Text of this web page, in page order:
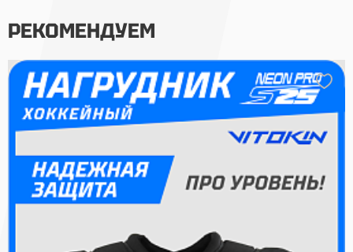
РЕКОМЕНДУЕМ